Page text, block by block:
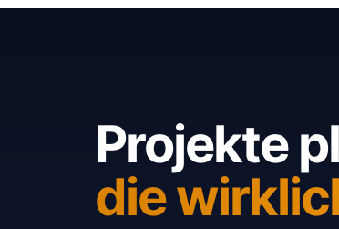
Projekte
die